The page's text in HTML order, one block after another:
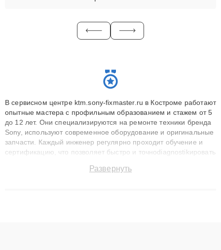
В сервисном центре ktm.sony-fixmaster.ru в Костроме работают
опытные мастера с профильным образованием и стажем от 5
до 12 лет. Они специализируются на ремонте техники бренда
Sony, используют современное оборудование и оригинальные
запчасти. Каждый инженер регулярно проходит обучение и
сертификацию, что позволяет быстро и точноdiagnostikировать
до 3 лет. Наши мастера решают сложные случаи: от замены
Развернуть